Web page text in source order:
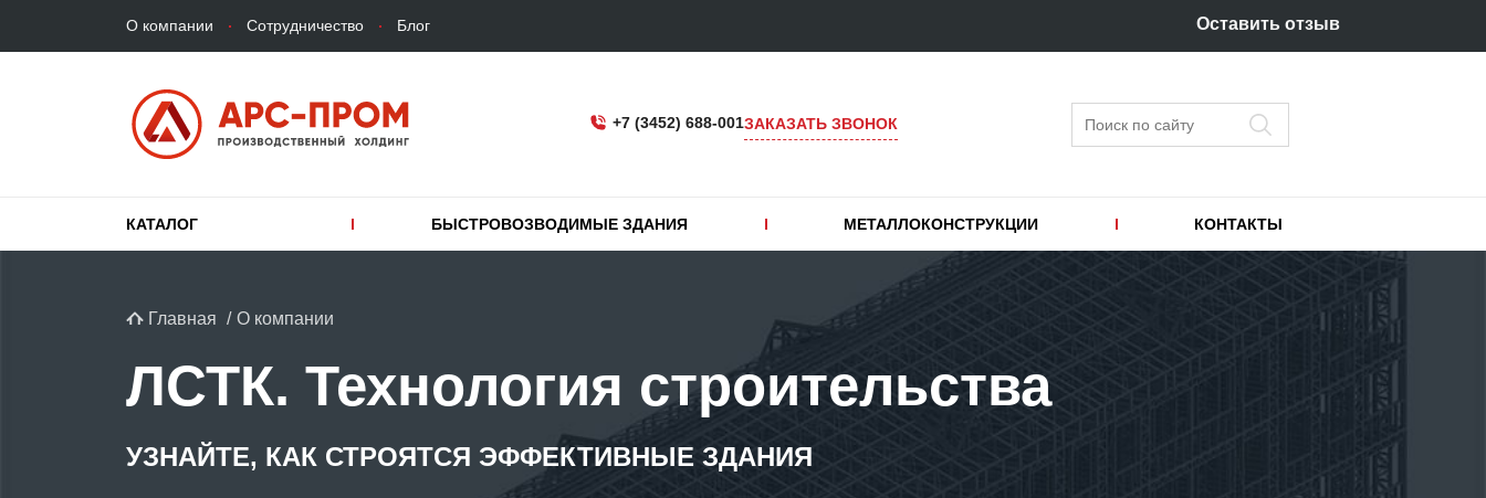
Верхнее
меню
О компании Сотрудничество Блог Оставить отзыв
+7 (3452) 688-001ЗАКАЗАТЬ ЗВОНОК Поиск
Основная
навигация
КАТАЛОГ БЫСТРОВОЗВОДИМЫЕ ЗДАНИЯ МЕТАЛЛОКОНСТРУКЦИИ КОНТАКТЫ
Строка
Главная О компании
ЛСТК. Технология строительства
УЗНАЙТЕ, КАК СТРОЯТСЯ ЭФФЕКТИВНЫЕ ЗДАНИЯ